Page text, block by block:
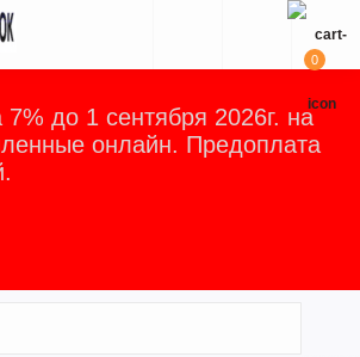
до 1 сентября 2026г. на
онлайн. Предоплата
0